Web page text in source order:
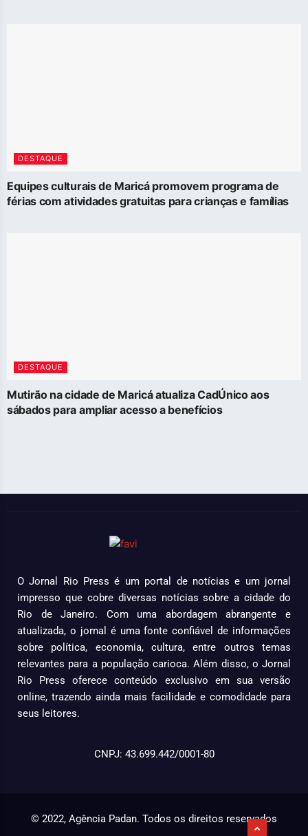
DESTAQUE
Equipes culturais de Maricá promovem programa de
férias com atividades gratuitas para crianças e famílias
DESTAQUE
Mutirão na cidade de Maricá atualiza CadÚnico aos
sábados para ampliar acesso a benefícios
O Jornal Rio Press é um portal de notícias e um jornal
impresso que cobre diversas notícias sobre a cidade do
Rio de Janeiro. Com uma abordagem abrangente e
atualizada, o jornal é uma fonte confiável de informações
sobre política, economia, cultura, entre outros temas
relevantes para a população carioca. Além disso, o Jornal
Rio Press oferece conteúdo exclusivo em sua versão
online, trazendo ainda mais facilidade e comodidade para
seus leitores.
CNPJ: 43.699.442/0001-80
© 2022, Agência Padan. Todos os direitos reservados